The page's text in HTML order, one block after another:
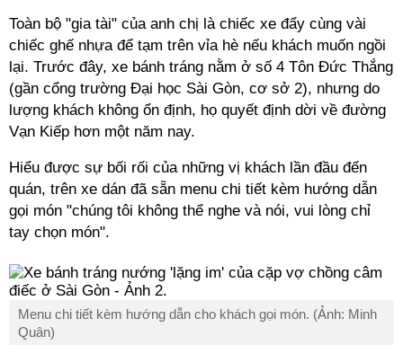
Toàn bộ "gia tài" của anh chị là chiếc xe đẩy cùng vài
chiếc ghế nhựa để tạm trên vỉa hè nếu khách muốn ngồi
lại. Trước đây, xe bánh tráng nằm ở số 4 Tôn Đức Thắng
(gần cổng trường Đại học Sài Gòn, cơ sở 2), nhưng do
lượng khách không ổn định, họ quyết định dời về đường
Vạn Kiếp hơn một năm nay.
Hiểu được sự bối rối của những vị khách lần đầu đến
quán, trên xe dán đã sẵn menu chi tiết kèm hướng dẫn
gọi món "chúng tôi không thể nghe và nói, vui lòng chỉ
tay chọn món".
Menu chi tiết kèm hướng dẫn cho khách gọi món. (Ảnh: Minh
Quân)